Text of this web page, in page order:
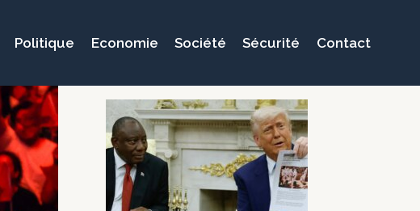
Politique Economie Société Sécurité Contact